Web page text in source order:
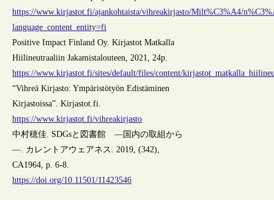
https://www.kirjastot.fi/ajankohtaista/vihreakirjasto/Milt%C3%A4/
language_content_entity=fi
Positive Impact Finland Oy. Kirjastot Matkalla
Hiilineutraaliin Jakamistalouteen, 2021, 24p.
https://www.kirjastot.fi/sites/default/files/content/
“Vihreä Kirjasto: Ympäristötyön Edistäminen
Kirjastoissa”. Kirjastot.fi.
https://www.kirjastot.fi/vihreakirjasto
中村穂佳. SDGsと図書館 ―国内の取組から
―. カレントアウェアネス. 2019, (342),
CA1964, p. 6-8.
https://doi.org/10.11501/11423546